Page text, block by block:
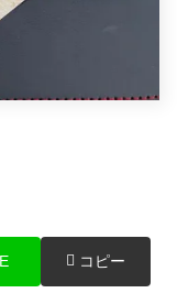
コピー